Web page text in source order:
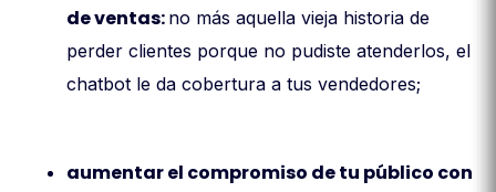
de ventas: no más aquella vieja historia de
perder clientes porque no pudiste atenderlos, el
chatbot le da cobertura a tus vendedores;
aumentar el compromiso de tu público con